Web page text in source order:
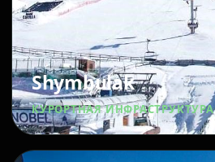
Shymbulak
КУРОРТНАЯ ИНФРАСТРУКТУРА